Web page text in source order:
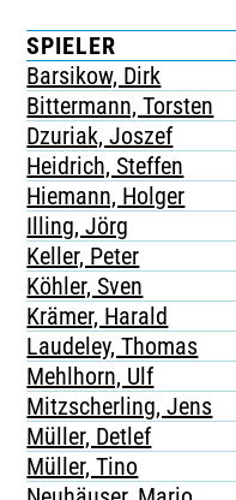
TICKETING
SPIELER
Barsikow, Dirk
Bittermann, Torsten
Dzuriak, Joszef
Heidrich, Steffen
Hiemann, Holger
Illing, Jörg
Keller, Peter
Köhler, Sven
Krämer, Harald
Laudeley, Thomas
Mehlhorn, Ulf
Mitzscherling, Jens
Müller, Detlef
Müller, Tino